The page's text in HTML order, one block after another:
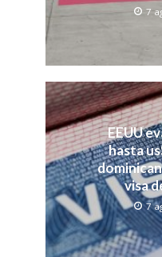
7
EEUU
hasta
visa
7